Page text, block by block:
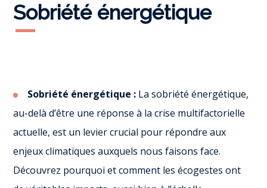
Sobriété énergétique
Sobriété énergétique : La sobriété énergétique,
au-delà d’être une réponse à la crise multifactorielle
actuelle, est un levier crucial pour répondre aux
enjeux climatiques auxquels nous faisons face.
Découvrez pourquoi et comment les écogestes ont